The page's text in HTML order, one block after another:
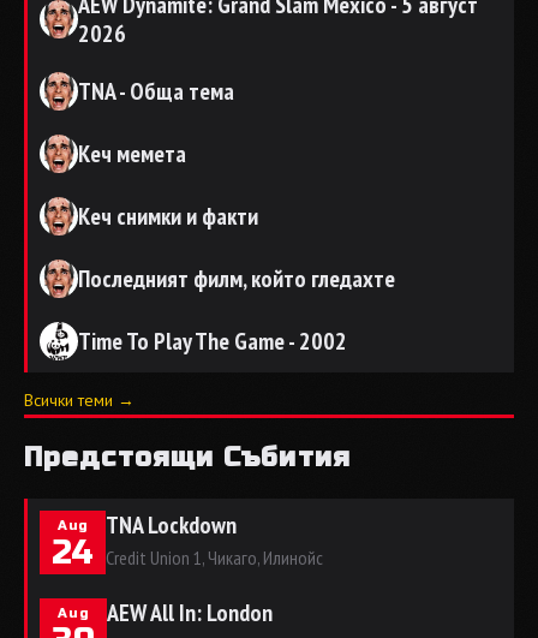
2026
TNA - Обща тема
Кеч мемета
Кеч снимки и факти
Последният филм, който гледахте
Time To Play The Game - 2002
Всички теми →
Предстоящи Събития
Aug
24
TNA Lockdown
Credit Union 1, Чикаго, Илинойс
Aug AEW All In: London